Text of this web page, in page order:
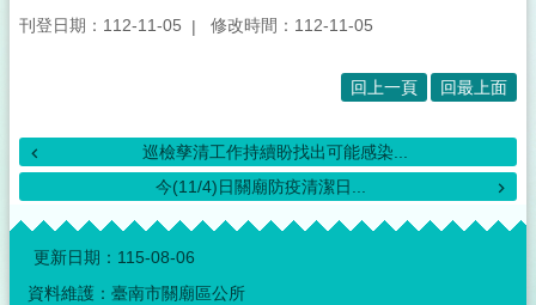
刊登日期：112-11-05 修改時間：112-11-05
回上一頁 回最上面
巡檢孳清工作持續盼找出可能感染...
今(11/4)日關廟防疫清潔日...
:::
更新日期： 115-08-06
資料維護：臺南市關廟區公所